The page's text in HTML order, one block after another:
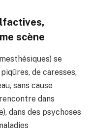
scène
se
de caresses,
sans cause
dans
dans des psychoses